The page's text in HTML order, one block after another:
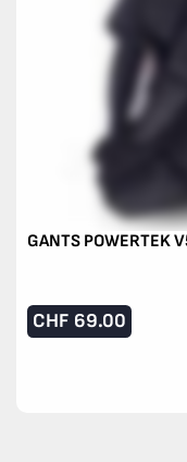
GANTS POWERTEK
CHF 69.00